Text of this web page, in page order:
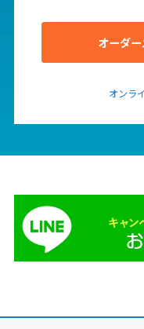
オーダ
オンラ